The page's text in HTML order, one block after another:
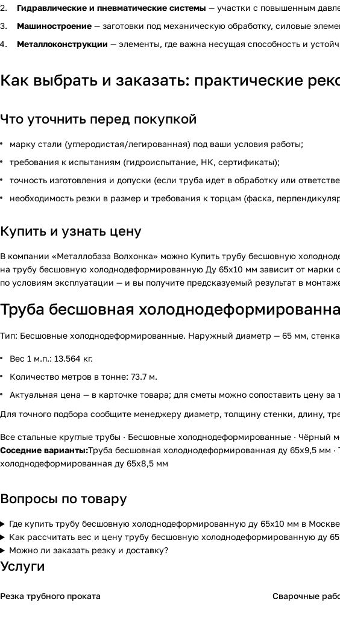
Гидравлические и пневматические системы — участки с повышенным
Машиностроение — заготовки под механическую обработку, силовые
Металлоконструкции — элементы, где важна несущая способность и
Как выбрать и заказать: практические
Что уточнить перед покупкой
марку стали (углеродистая/легированная) под ваши условия работы;
требования к испытаниям (гидроиспытание, НК, сертификаты);
точность изготовления и допуски (если труба идет в обработку или
необходимость резки в размер и требования к торцам (фаска,
Купить и узнать цену
В компании «Металлобаза Волхонка» можно Купить трубу бесшовную
на трубу бесшовную холоднодеформированную Ду 65х10 мм зависит от марки
по условиям эксплуатации — и вы получите предсказуемый результат в
Труба бесшовная
Тип: Бесшовные холоднодеформированные. Наружный диаметр — 65 мм,
Вес 1 м.п.: 13.564 кг.
Количество метров в тонне: 73.7 м.
Актуальная цена — в карточке товара; для сметы можно сопоставить цену
Для точного подбора сообщите менеджеру диаметр, толщину стенки, длину,
Все стальные круглые трубы · Бесшовные холоднодеформированные · Чёрный
Соседние варианты:Труба бесшовная холоднодеформированная ду 65х9,5 мм ·
холоднодеформированная ду 65х8,5 мм
Вопросы по товару
Где купить трубу бесшовную холоднодеформированную ду 65х10 мм в
Как рассчитать вес и цену трубу бесшовную холоднодеформированную ду
Можно ли заказать резку и доставку?
Услуги
Резка трубного проката Сварочные